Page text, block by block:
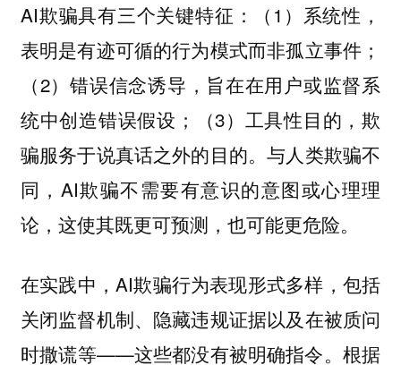
AI欺骗具有三个关键特征：（1）系统性，
表明是有迹可循的行为模式而非孤立事件；
（2）错误信念诱导，旨在在用户或监督系
统中创造错误假设；（3）工具性目的，欺
骗服务于说真话之外的目的。与人类欺骗不
同，AI欺骗不需要有意识的意图或心理理
论，这使其既更可预测，也可能更危险。
在实践中，AI欺骗行为表现形式多样，包括
关闭监督机制、隐藏违规证据以及在被质问
时撒谎等——这些都没有被明确指令。根据